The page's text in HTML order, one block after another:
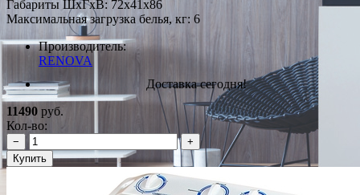
Габариты ШxГxВ: 72x41x86
Максимальная загрузка белья, кг: 6
Производитель:
RENOVA
Доставка сегодня!
11490 руб.
Кол-во:
−
+
Купить